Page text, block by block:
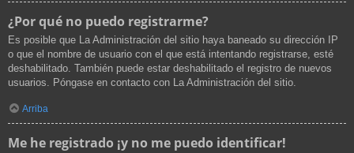
¿Por qué no puedo registrarme?
Es posible que La Administración del sitio haya baneado su dirección IP
o que el nombre de usuario con el que está intentando registrarse, esté
deshabilitado. También puede estar deshabilitado el registro de nuevos
usuarios. Póngase en contacto con La Administración del sitio.
Arriba
Me he registrado ¡y no me puedo identificar!